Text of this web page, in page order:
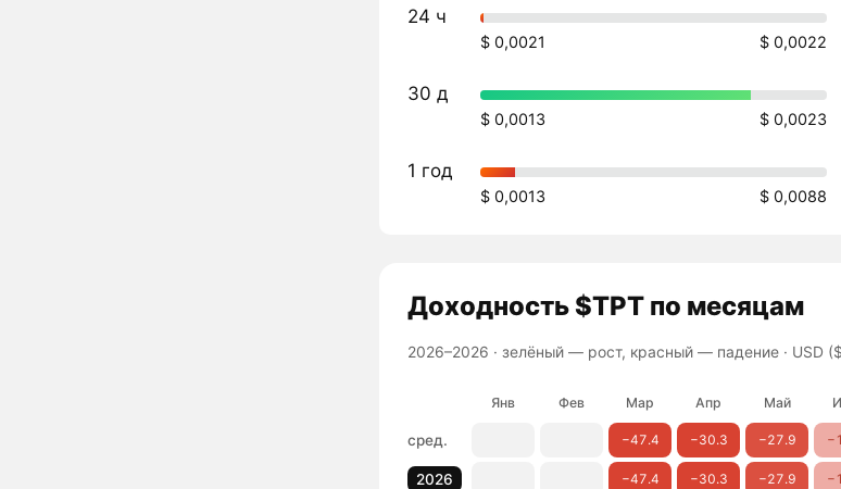
24 ч
$ 0,0021 $ 0,0022
30 д
$ 0,0013 $ 0,0023
1 год
$ 0,0013 $ 0,0088
Доходность$TPT по месяцам
2026–2026 · зелёный — рост, красный — падение· USD
Янв Фев Мар Апр Май
сред. −47.4 −30.3 −27.9
2026 −47.4 −30.3 −27.9